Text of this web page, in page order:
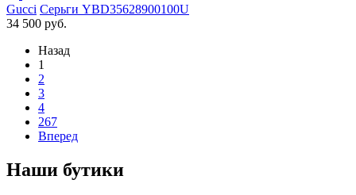
Gucci Серьги YBD35628900100U
34 500 руб.
Назад
1
2
3
4
267
Вперед
Наши бутики